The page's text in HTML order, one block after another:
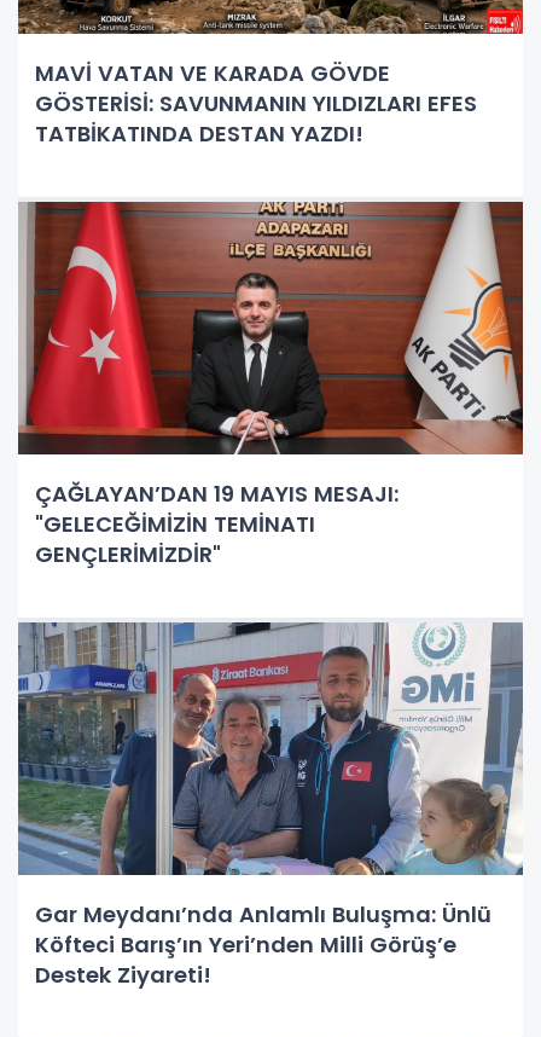
MAVİ VATAN VE KARADA GÖVDE
GÖSTERİSİ: SAVUNMANIN YILDIZLARI EFES
TATBİKATINDA DESTAN YAZDI!
ÇAĞLAYAN’DAN 19 MAYIS MESAJI:
"GELECEĞİMİZİN TEMİNATI
GENÇLERİMİZDİR"
Gar Meydanı’nda Anlamlı Buluşma: Ünlü
Köfteci Barış’ın Yeri’nden Milli Görüş’e
Destek Ziyareti!